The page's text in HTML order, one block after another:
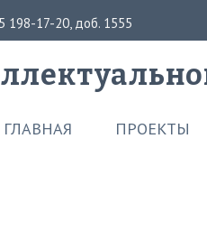
198-17-20, доб. 1555
ГЛАВНАЯ ПРОЕКТЫ